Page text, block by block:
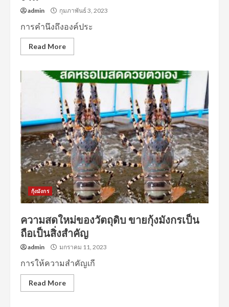
admin กุมภาพันธ์ 3, 2023
การคำนึงถึงองค์ประ
Read More
กุ้งมังกร
ความสดใหม่ของวัตถุดิบ ขายกุ้งมังกรเป็น
ถือเป็นสิ่งสำคัญ
admin มกราคม 11, 2023
การให้ความสำคัญเกี
Read More